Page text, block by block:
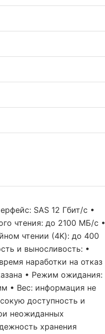
SAS 12 Гбит/с •
чтения: до 2100 МБ/с •
чтении (4K): до 400
и выносливость: •
наработки на отказ
• Режим ожидания:
• Вес: информация не
доступность и
неожиданных
хранения